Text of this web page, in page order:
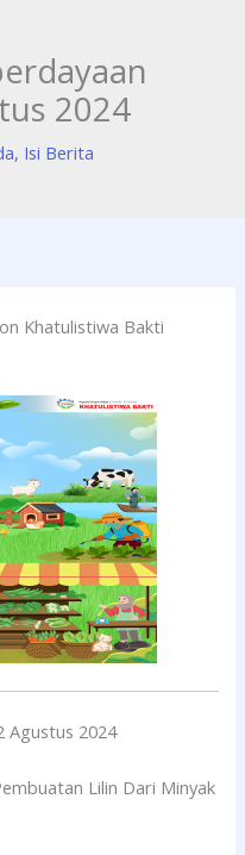
2024
, Isi Berita
Khatulistiwa Bakti
2024
Lilin Dari Minyak